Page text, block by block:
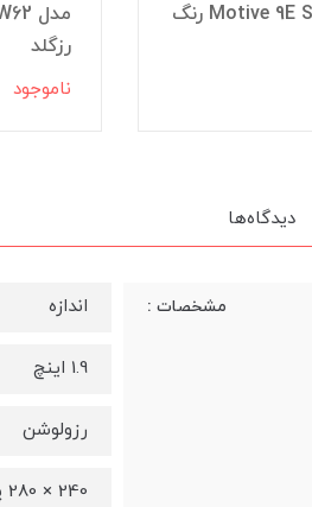
مدل Motive 9E SW905 v رنگ
رزگلد
ناموجود
دیدگاه‌ها
مشخصات : اندازه
1.9 اینچ
رزولوشن
240 × 280 پیکسل